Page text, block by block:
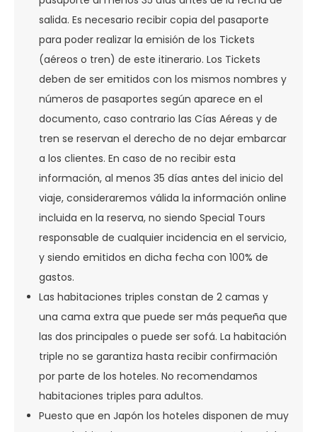
salida. Es necesario recibir copia del pasaporte
para poder realizar la emisión de los Tickets
(aéreos o tren) de este itinerario. Los Tickets
deben de ser emitidos con los mismos nombres y
números de pasaportes según aparece en el
documento, caso contrario las Cías Aéreas y de
tren se reservan el derecho de no dejar embarcar
a los clientes. En caso de no recibir esta
información, al menos 35 días antes del inicio del
viaje, consideraremos válida la información online
incluida en la reserva, no siendo Special Tours
responsable de cualquier incidencia en el servicio,
y siendo emitidos en dicha fecha con 100% de
gastos.
Las habitaciones triples constan de 2 camas y
una cama extra que puede ser más pequeña que
las dos principales o puede ser sofá. La habitación
triple no se garantiza hasta recibir confirmación
por parte de los hoteles. No recomendamos
habitaciones triples para adultos.
Puesto que en Japón los hoteles disponen de muy